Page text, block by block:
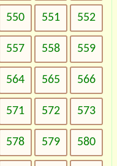
550 551 552
557 558 559
564 565 566
571 572 573
578 579 580